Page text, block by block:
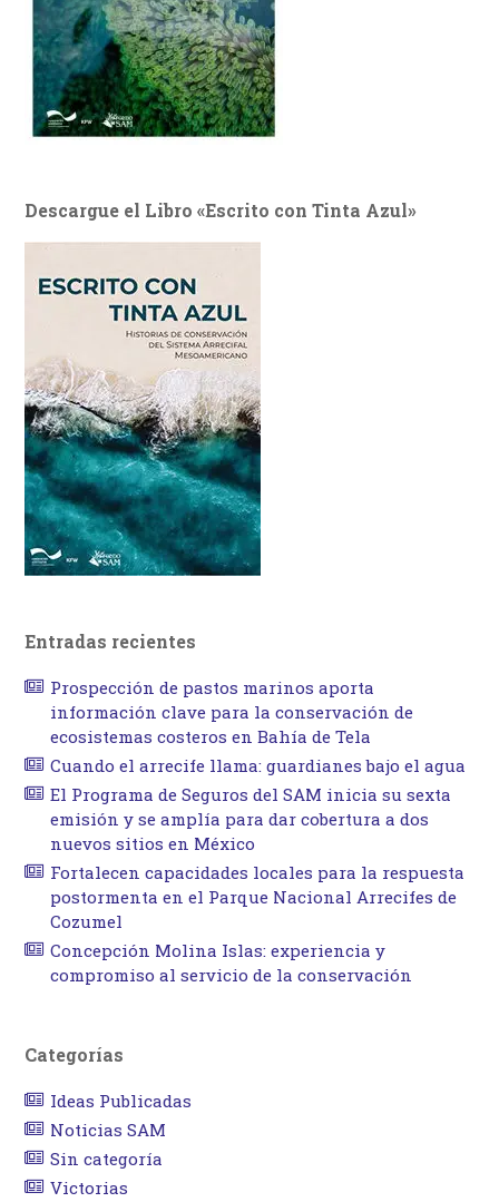
Descargue el Libro «Escrito con Tinta Azul»
Entradas recientes
Prospección de pastos marinos aporta
información clave para la conservación de
ecosistemas costeros en Bahía de Tela
Cuando el arrecife llama: guardianes bajo el agua
El Programa de Seguros del SAM inicia su sexta
emisión y se amplía para dar cobertura a dos
nuevos sitios en México
Fortalecen capacidades locales para la respuesta
postormenta en el Parque Nacional Arrecifes de
Cozumel
Concepción Molina Islas: experiencia y
compromiso al servicio de la conservación
Categorías
Ideas Publicadas
Noticias SAM
Sin categoría
Victorias